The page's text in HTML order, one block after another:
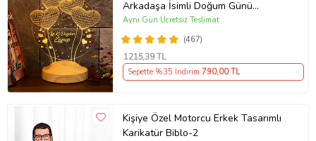
Arkadaşa İsimli Doğum Günü
Hediyesi, Kişiye Özel Balon Kalpler
Kişiye Özel 3D Led Lamba
(467)
Aynı Gün Ücretsiz Teslimat
1215,39 TL
Sepette %35 İndirim 790,00 TL
Kişiye Özel Motorcu Erkek Tasarımlı
Karikatür Biblo-2